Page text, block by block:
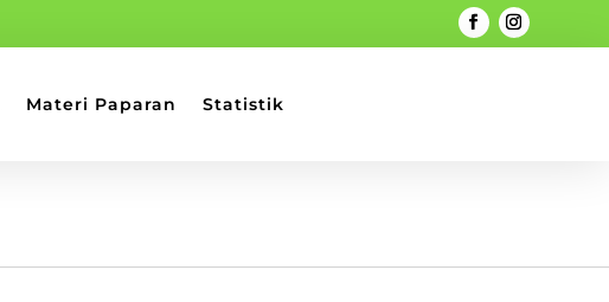
Materi Paparan Statistik